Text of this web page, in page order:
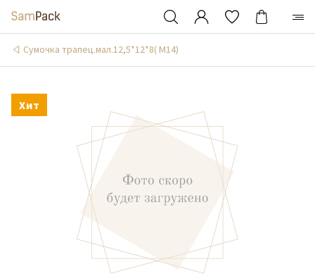
Сумочка трапец.мал.12,5*12*8( М14)
Хит